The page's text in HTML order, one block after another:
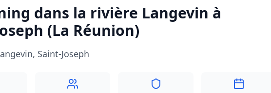
dans la rivière Langevin à
(La Réunion)
Saint‑Joseph